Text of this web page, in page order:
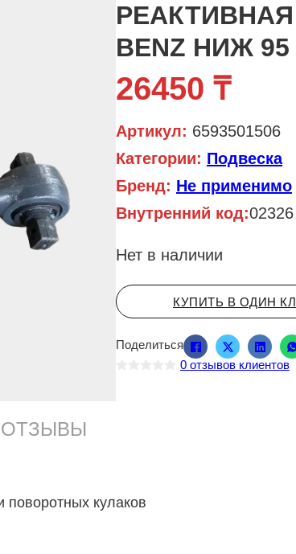
РЕАКТИВНАЯ
BENZ НИЖ 95
26450 ₸
Артикул: 6593501506
Категории: Подвеска
Бренд: Не применимо
Внутренний код:02326
Нет в наличии
КУПИТЬ В ОДИН
Поделиться
0 отзывов клиентов
ОТЗЫВЫ
поворотных кулаков